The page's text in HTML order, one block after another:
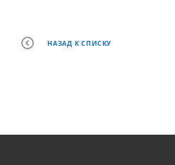
НАЗАД К СПИСКУ